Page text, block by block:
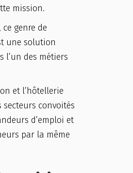
mission.
ce genre de
une solution
l’un des métiers
et l’hôtellerie
secteurs convoités
d’emploi et
par la même